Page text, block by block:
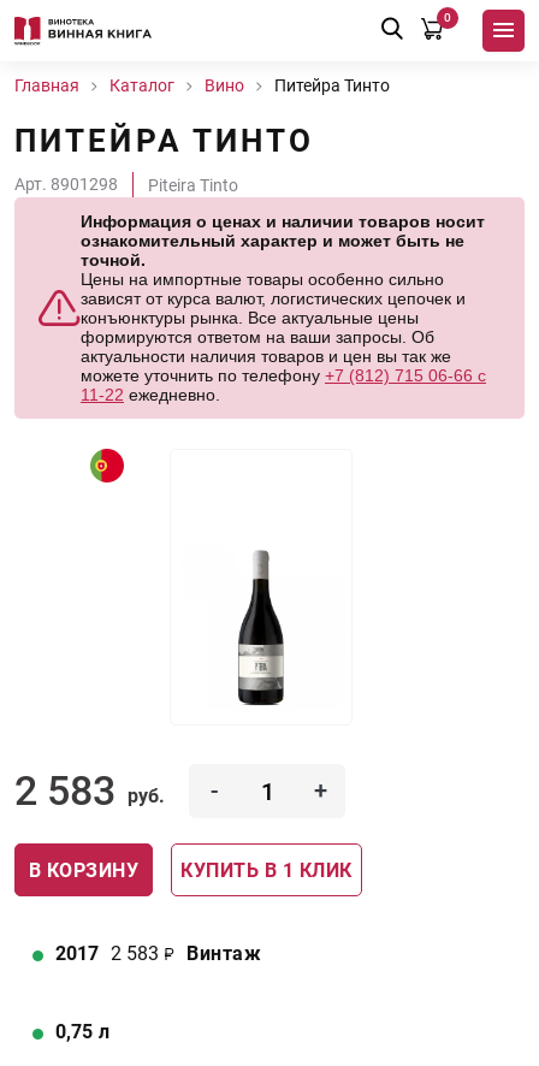
0
Главная Каталог Вино Питейра Тинто
ПИТЕЙРА ТИНТО
Арт. 8901298
Piteira Tinto
Информация о ценах и наличии товаров носит
ознакомительный характер и может быть не
точной.
Цены на импортные товары особенно сильно
зависят от курса валют, логистических цепочек и
конъюнктуры рынка. Все актуальные цены
формируются ответом на ваши запросы. Об
актуальности наличия товаров и цен вы так же
можете уточнить по телефону +7 (812) 715 06-66 с
11-22 ежедневно.
2 583 руб. - +
В КОРЗИНУ КУПИТЬ В 1 КЛИК
2017 2 583 Винтаж
0,75 л